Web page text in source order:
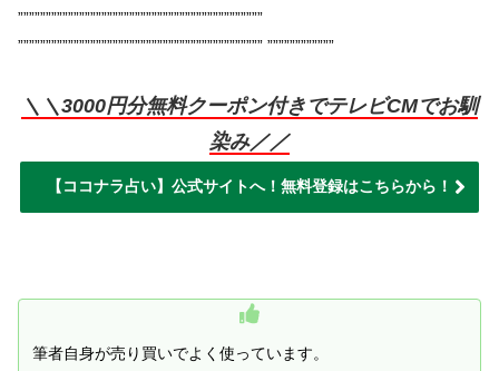
””””””””””””””””””””””””””””””””””””””””””””
”””””””””””””””””””””””””””””””””””””””””””” ””””””””””””
＼＼3000円分無料クーポン付きでテレビCMでお馴
染み／／
【ココナラ占い】公式サイトへ！無料登録はこちらから！
筆者自身が売り買いでよく使っています。